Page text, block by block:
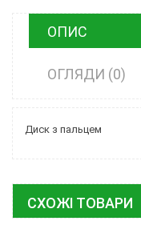
ОПИС
ОГЛЯДИ (0)
Диск з пальцем
СХОЖІ ТОВАРИ